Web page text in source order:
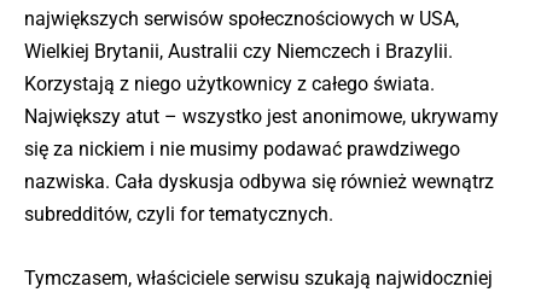
największych serwisów społecznościowych w USA,
Wielkiej Brytanii, Australii czy Niemczech i Brazylii.
Korzystają z niego użytkownicy z całego świata.
Największy atut – wszystko jest anonimowe, ukrywamy
się za nickiem i nie musimy podawać prawdziwego
nazwiska. Cała dyskusja odbywa się również wewnątrz
subredditów, czyli for tematycznych.
Tymczasem, właściciele serwisu szukają najwidoczniej